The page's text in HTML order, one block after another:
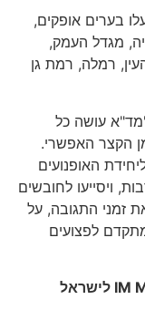
אופקים,
מגדל העמק,
רמלה, רמת גן
עושה כל
הקצר האפשרי.
האופנועים
לחובשים
התגובה, על
לפצועים
לישראל